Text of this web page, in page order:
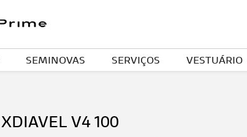
SEMINOVAS SERVIÇOS VESTUÁRIO
XDIAVEL V4 100